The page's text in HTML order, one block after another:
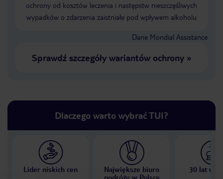
ochrony od kosztów leczenia i następstw nieszczęśliwych
wypadków o zdarzenia zaistniałe pod wpływem alkoholu
Dane Mondial Assistance
Sprawdź szczegóły wariantów ochrony»
Dlaczego warto wybrać TUI?
Lider niskich cen
Największe biuro
podróży w Polsce
30 lat w